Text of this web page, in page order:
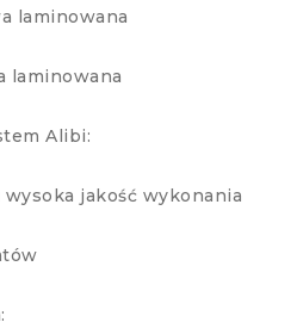
laminowana
laminowana
Alibi:
jakość wykonania